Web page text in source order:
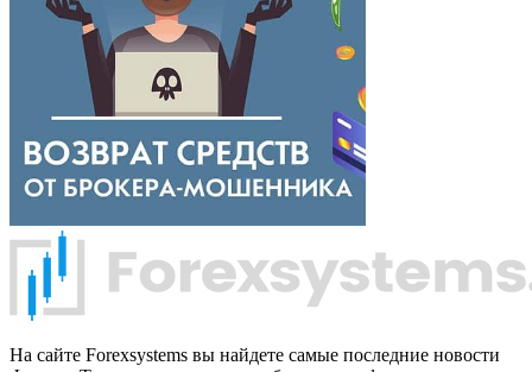
На сайте Forexsystems вы найдете самые последние новости